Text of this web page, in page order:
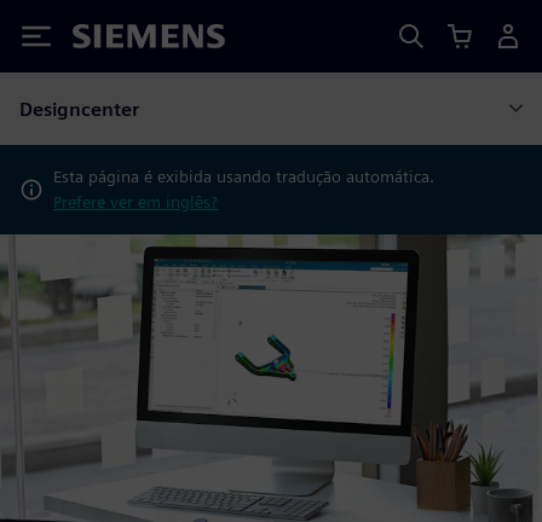
Siemens
Designcenter
Esta página é exibida usando tradução automática.
Prefere ver em inglês?